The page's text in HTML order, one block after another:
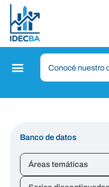
Banco de datos
Áreas temáticas